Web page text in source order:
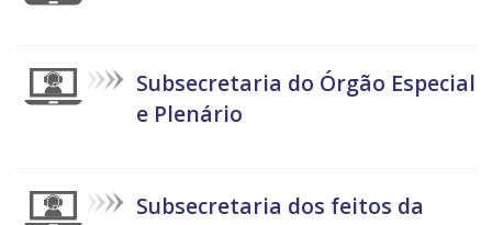
Subsecretaria do Órgão Especial
e Plenário
Subsecretaria dos feitos da